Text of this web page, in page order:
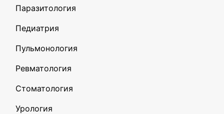
Паразитология
Педиатрия
Пульмонология
Ревматология
Стоматология
Урология